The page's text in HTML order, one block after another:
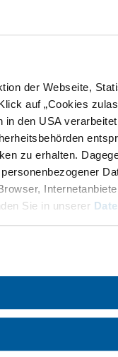
der Webseite,
auf „Cookies
in den USA
zu erhalten.
Sie in unserer